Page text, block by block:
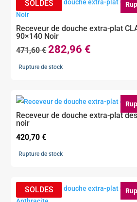
Receveur de douche extra-plat
90×140 Noir
471,60€Le
prix
471,60 €.
282,96 €
282,96 €.
Rupture de stock
Receveur de douche extra-plat
noir
420,70€
Rupture de stock